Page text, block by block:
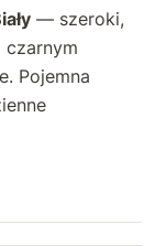
— szeroki,
czarnym
Pojemna